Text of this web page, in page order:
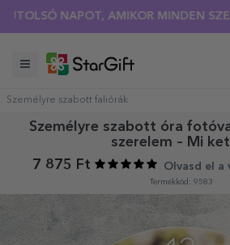
NAPOT, AMIKOR MINDEN
Személyre szabott faliórák
Személyre szabott óra
szerelem – Mi
7 875 Ft
Olvasd el a
Termékkód: 9583